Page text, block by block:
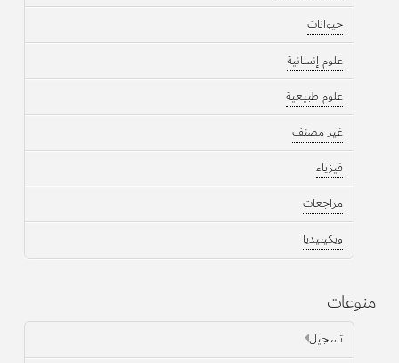
حيوانات
علوم إنسانية
علوم طبيعية
غير مصنف
فيزياء
مراجعات
ويكيبيديا
منوعات
تسجيل